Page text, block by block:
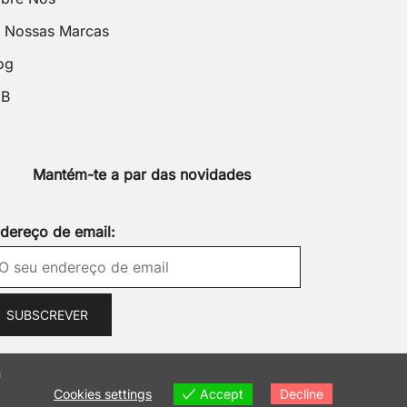
Nossas Marcas
Mantém-te a par das novidades
de email:
Cookies settings Accept Decline